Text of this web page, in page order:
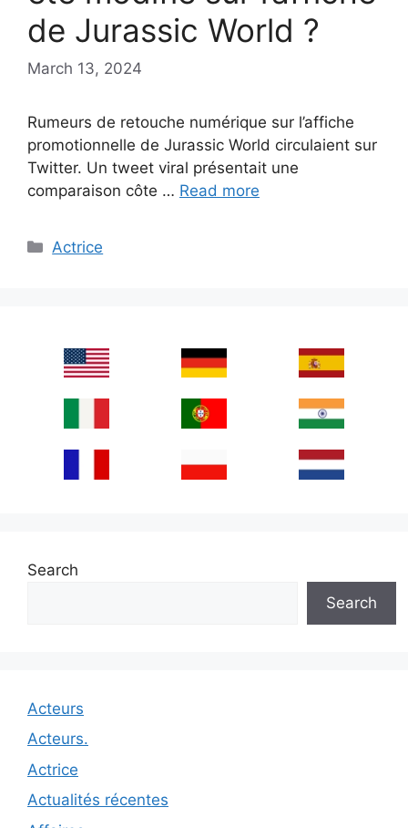
de Jurassic World ?
March 13, 2024
Rumeurs de retouche numérique sur l’affiche
promotionnelle de Jurassic World circulaient sur
Twitter. Un tweet viral présentait une
comparaison côte … Read more
Categories
Actrice
Search
Search
Acteurs
Acteurs.
Actrice
Actualités récentes